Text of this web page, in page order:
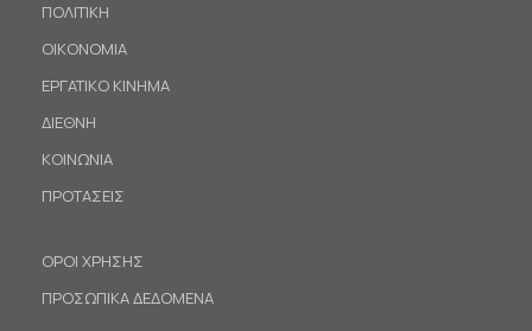
ΠΟΛΙΤΙΚΗ
ΟΙΚΟΝΟΜΙΑ
ΕΡΓΑΤΙΚΟ ΚΙΝΗΜΑ
ΔΙΕΘΝΗ
ΚΟΙΝΩΝΙΑ
ΠΡΟΤΑΣΕΙΣ
ΟΡΟΙ ΧΡΗΣΗΣ
ΠΡΟΣΩΠΙΚΑ ΔΕΔΟΜΕΝΑ